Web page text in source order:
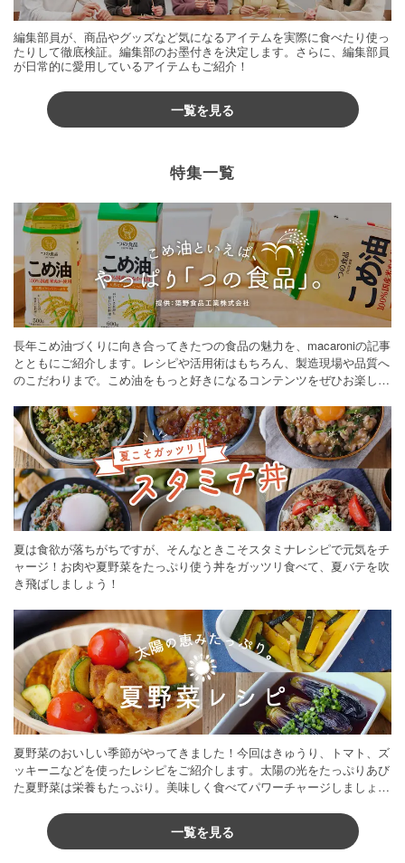
編集部員が、商品やグッズなど気になるアイテムを実際に食べたり使っ
たりして徹底検証。編集部のお墨付きを決定します。さらに、編集部員
が日常的に愛用しているアイテムもご紹介！
一覧を見る
特集一覧
長年こめ油づくりに向き合ってきたつの食品の魅力を、macaroniの記事
とともにご紹介します。レシピや活用術はもちろん、製造現場や品質へ
のこだわりまで。こめ油をもっと好きになるコンテンツをぜひお楽しみ
夏は食欲が落ちがちですが、そんなときこそスタミナレシピで元気をチ
ャージ！お肉や夏野菜をたっぷり使う丼をガッツリ食べて、夏バテを吹
き飛ばしましょう！
夏野菜のおいしい季節がやってきました！今回はきゅうり、トマト、ズ
ッキーニなどを使ったレシピをご紹介します。太陽の光をたっぷりあび
た夏野菜は栄養もたっぷり。美味しく食べてパワーチャージしましょう
一覧を見る